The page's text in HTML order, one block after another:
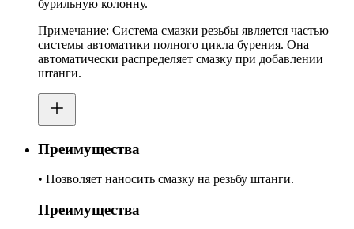
бурильную колонну.
Примечание: Система смазки резьбы является частью
системы автоматики полного цикла бурения. Она
автоматически распределяет смазку при добавлении
штанги.
Преимущества
• Позволяет наносить смазку на резьбу штанги.
Преимущества